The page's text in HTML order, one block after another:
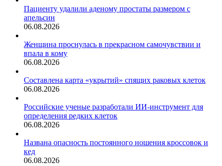
Пациенту удалили аденому простаты размером с
апельсин
06.08.2026
Женщина проснулась в прекрасном самочувствии и
впала в кому
06.08.2026
Составлена карта «укрытий» спящих раковых клеток
06.08.2026
Российские ученые разработали ИИ-инструмент для
определения редких клеток
06.08.2026
Названа опасность постоянного ношения кроссовок и
кед
06.08.2026